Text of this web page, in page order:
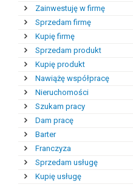
Zainwestuję w firmę
Sprzedam firmę
Kupię firmę
Sprzedam produkt
Kupię produkt
Nawiążę współpracę
Nieruchomości
Szukam pracy
Dam pracę
Barter
Franczyza
Sprzedam usługę
Kupię usługę